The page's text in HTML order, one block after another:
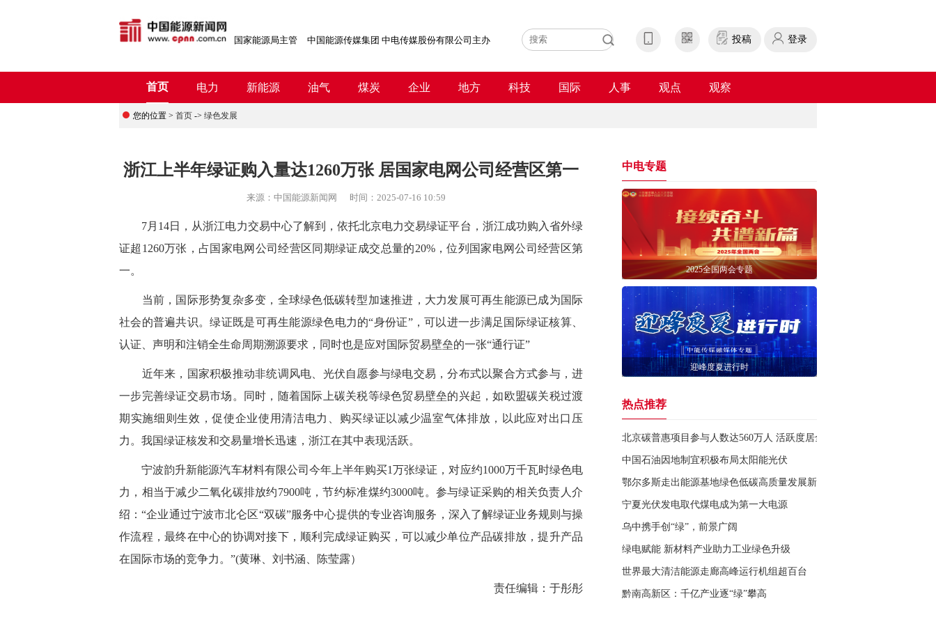
国家能源局主管 中国能源传媒集团 中电传媒股份有限公司主办 投稿 登录
首页 电力 新能源 油气 煤炭 企业 地方 科技 国际 人事 观点 观察
您的位置 > 首页 -> 绿色发展
浙江上半年绿证购入量达1260万张 居国家电网公司经营区第一
来源： 中国能源新闻网 时间： 2025-07-16 10:59
7月14日，从浙江电力交易中心了解到，依托北京电力交易绿证平台，浙江成功购入省外绿
证超1260万张，占国家电网公司经营区同期绿证成交总量的20%，位列国家电网公司经营区第
一。
当前，国际形势复杂多变，全球绿色低碳转型加速推进，大力发展可再生能源已成为国际
社会的普遍共识。绿证既是可再生能源绿色电力的“身份证”，可以进一步满足国际绿证核算、
认证、声明和注销全生命周期溯源要求，同时也是应对国际贸易壁垒的一张“通行证”
近年来，国家积极推动非统调风电、光伏自愿参与绿电交易，分布式以聚合方式参与，进
一步完善绿证交易市场。同时，随着国际上碳关税等绿色贸易壁垒的兴起，如欧盟碳关税过渡
期实施细则生效，促使企业使用清洁电力、购买绿证以减少温室气体排放，以此应对出口压
力。我国绿证核发和交易量增长迅速，浙江在其中表现活跃。
宁波韵升新能源汽车材料有限公司今年上半年购买1万张绿证，对应约1000万千瓦时绿色电
力，相当于减少二氧化碳排放约7900吨，节约标准煤约3000吨。参与绿证采购的相关负责人介
绍：“企业通过宁波市北仑区“双碳”服务中心提供的专业咨询服务，深入了解绿证业务规则与操
作流程，最终在中心的协调对接下，顺利完成绿证购买，可以减少单位产品碳排放，提升产品
在国际市场的竞争力。”(黄琳、刘书涵、陈莹露）
责任编辑：于彤彤
中电专题
2025全国两会专题
迎峰度夏进行时
热点推荐
北京碳普惠项目参与人数达560万人 活跃度居全国首位
中国石油因地制宜积极布局太阳能光伏
鄂尔多斯走出能源基地绿色低碳高质量发展新路
宁夏光伏发电取代煤电成为第一大电源
乌中携手创“绿”，前景广阔
绿电赋能 新材料产业助力工业绿色升级
世界最大清洁能源走廊高峰运行机组超百台
黔南高新区：千亿产业逐“绿”攀高